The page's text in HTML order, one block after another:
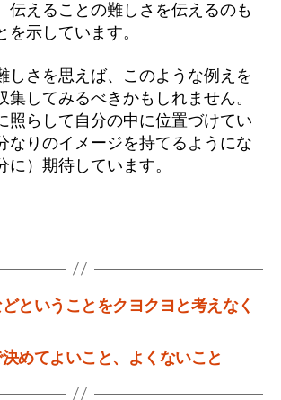
伝えることの難しさを伝えるのも
を示しています。
しさを思えば、このような例えを
集してみるべきかもしれません。
照らして自分の中に位置づけてい
なりのイメージを持てるようにな
に）期待しています。
ということをクヨクヨと考えなく
めてよいこと、よくないこと